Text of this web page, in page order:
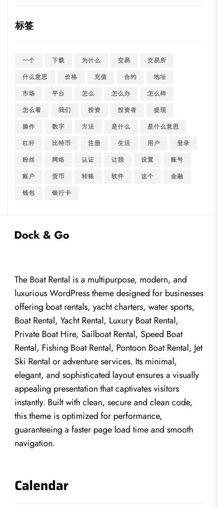
标签
一个 下载 为什么 交易
交易所
什么意思
价格 充值 合约
地址
市场
平台 怎么 怎么办
怎么样
怎么看
我们 投资 投资者
提现
操作
数字 方法 是什么
是什么意思
杠杆
比特币 注册 生活 用户
登录
粉丝
网络 认证 让我 设置
账号
账户
货币 转账 软件 这个
金融
钱包
银行卡
The Boat Rental is a multipurpose, modern, and
luxurious WordPress theme designed for businesses
offering boat rentals, yacht charters, water sports,
Boat Rental, Yacht Rental, Luxury Boat Rental,
Private Boat Hire, Sailboat Rental, Speed Boat
Rental, Fishing Boat Rental, Pontoon Boat Rental, Jet
Ski Rental or adventure services. Its minimal,
elegant, and sophisticated layout ensures a visually
appealing presentation that captivates visitors
instantly. Built with clean, secure and clean code,
this theme is optimized for performance,
guaranteeing a faster page load time and smooth
navigation.
Calendar